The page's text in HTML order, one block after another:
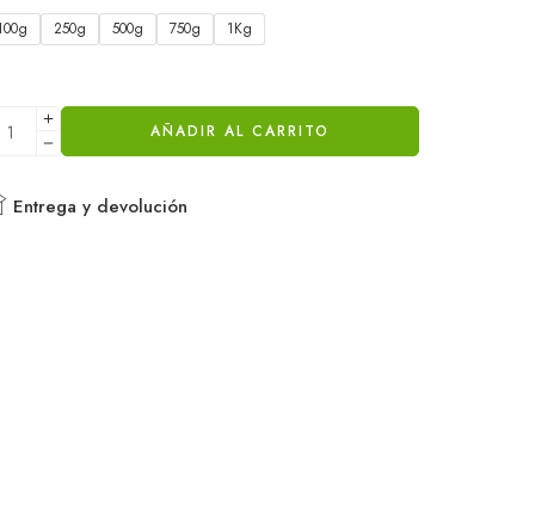
250g 500g 750g 1Kg
AÑADIR AL CARRITO
Entrega y devolución